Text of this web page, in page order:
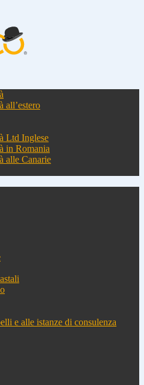
all’estero
Ltd Inglese
in Romania
alle Canarie
e alle istanze di consulenza